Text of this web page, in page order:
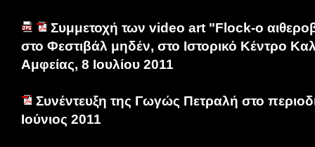
Συμμετοχή των video art "Flock-ο
στο Φεστιβάλ μηδέν, στο Ιστορικό Κέντρο
Αμφείας, 8 Ιουλίου 2011
Συνέντευξη της Γωγώς Πετραλή στο
Ιούνιος 2011